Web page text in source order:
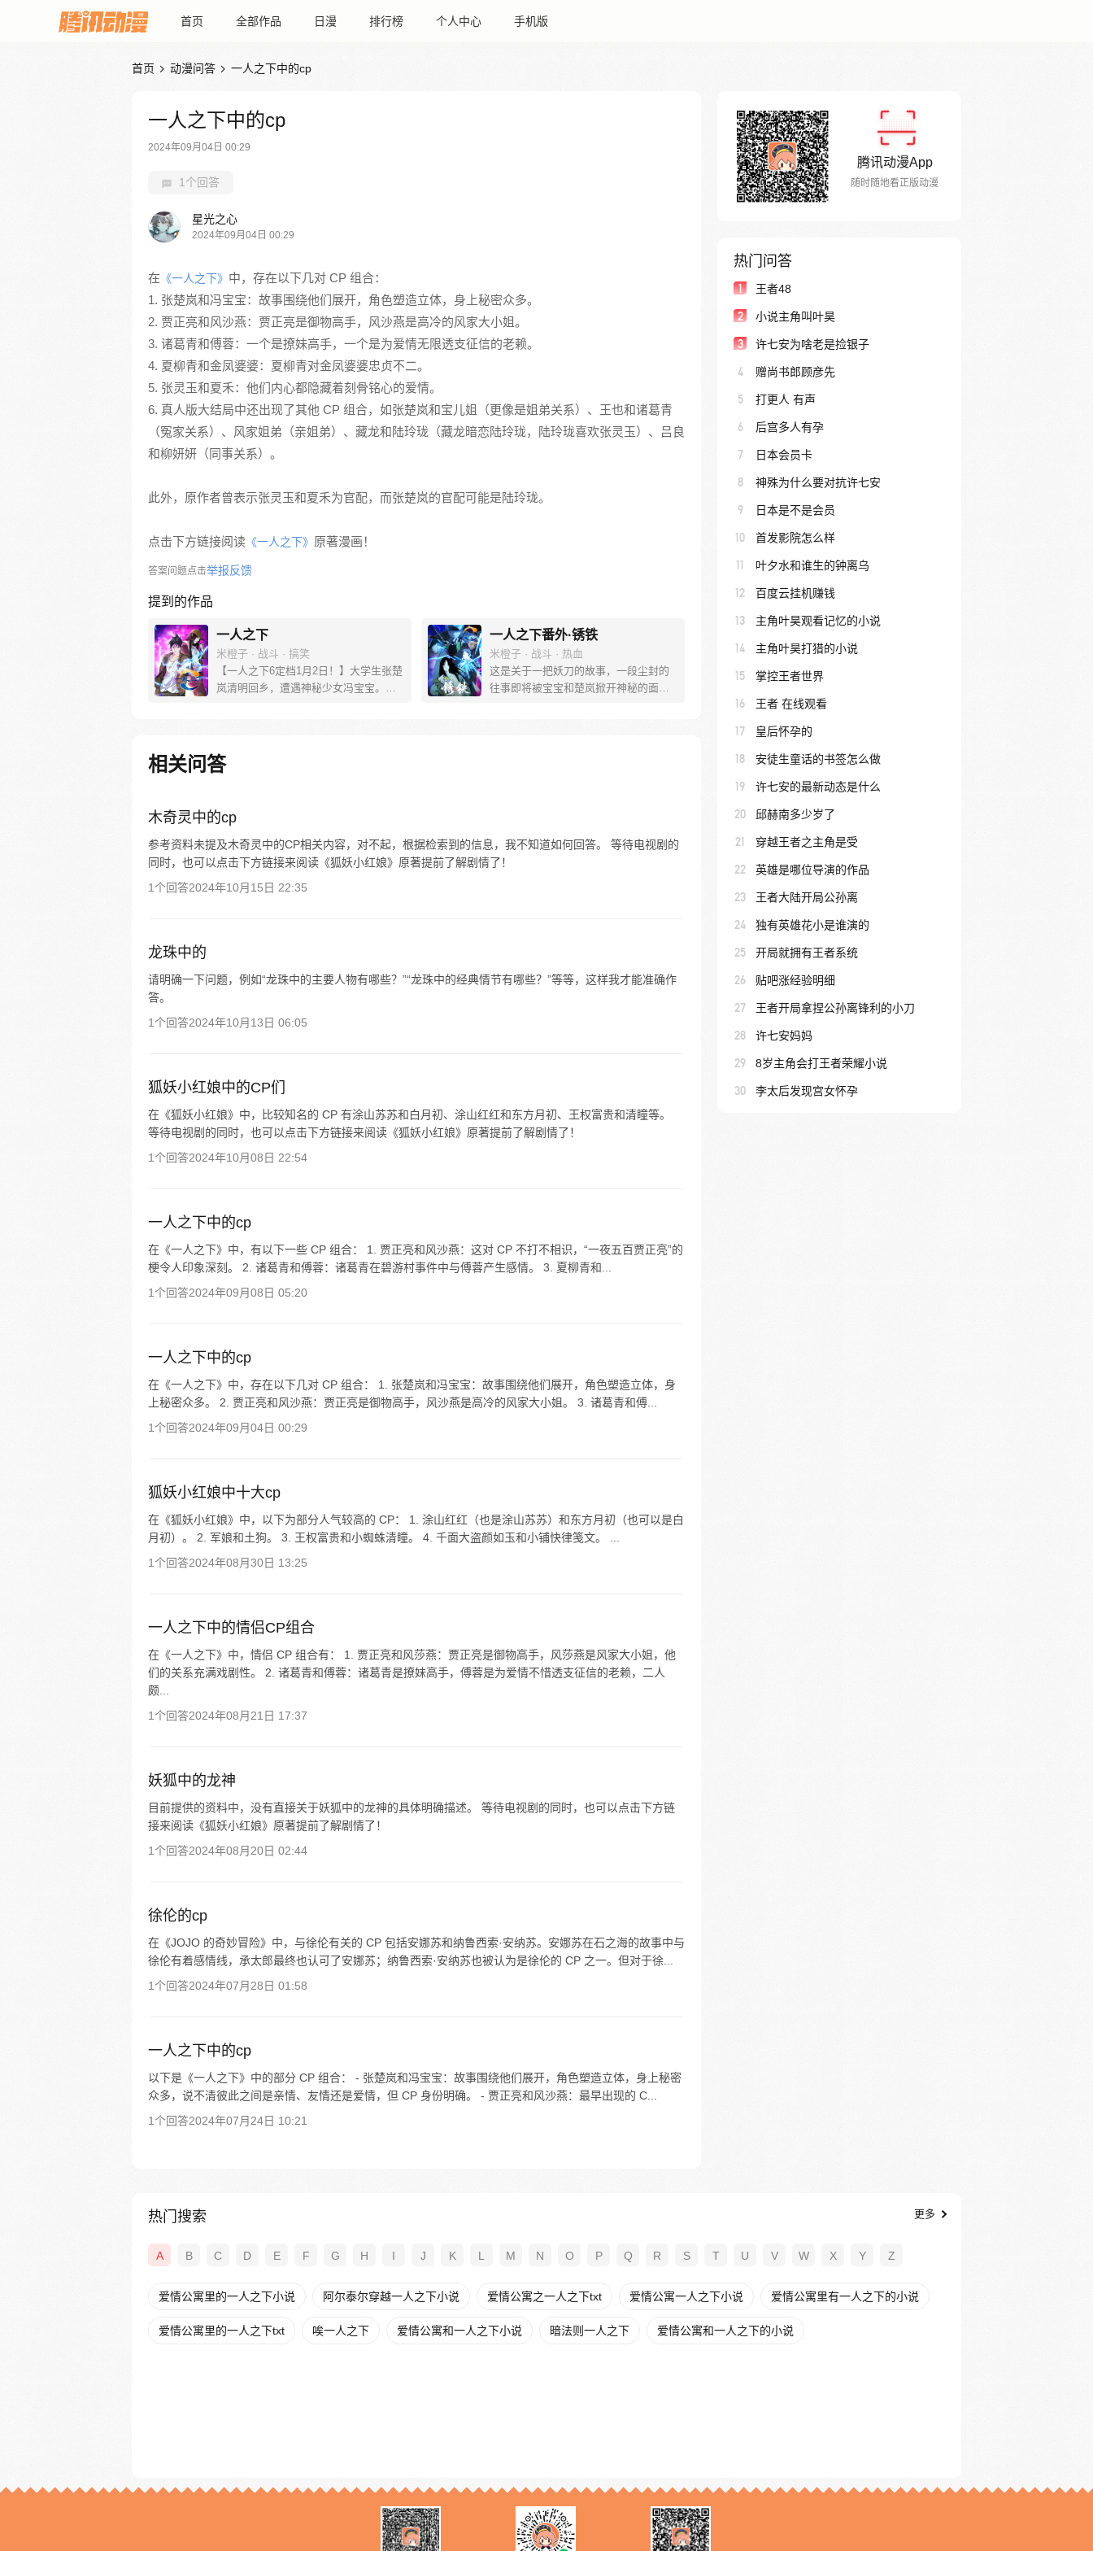
首页 全部作品 日漫 排行榜 个人中心 手机版
首页  动漫问答  一人之下中的cp
一人之下中的cp
2024年09月04日 00:29
1个回答
星光之心
2024年09月04日 00:29
在 《一人之下》 中，存在以下几对 CP 组合：
1. 张楚岚和冯宝宝：故事围绕他们展开，角色塑造立体，身上秘密众多。
2. 贾正亮和风沙燕：贾正亮是御物高手，风沙燕是高冷的风家大小姐。
3. 诸葛青和傅蓉：一个是撩妹高手，一个是为爱情无限透支征信的老赖。
4. 夏柳青和金凤婆婆：夏柳青对金凤婆婆忠贞不二。
5. 张灵玉和夏禾：他们内心都隐藏着刻骨铭心的爱情。
6. 真人版大结局中还出现了其他 CP 组合，如张楚岚和宝儿姐（更像是姐弟关系）、王也和诸葛青
（冤家关系）、风家姐弟（亲姐弟）、藏龙和陆玲珑（藏龙暗恋陆玲珑，陆玲珑喜欢张灵玉）、吕良
和柳妍妍（同事关系）。
此外，原作者曾表示张灵玉和夏禾为官配，而张楚岚的官配可能是陆玲珑。
点击下方链接阅读 《一人之下》 原著漫画！
答案问题点击举报反馈
提到的作品
一人之下
米橙子 · 战斗 · 搞笑
【一人之下6定档1月2日！】大学生张楚
岚清明回乡，遭遇神秘少女冯宝宝。素
己与爷爷身上的秘密，张楚岚的生活被
彻底颠覆，与冯宝宝一同踏上“异人”之
一人之下番外·锈铁
米橙子 · 战斗 · 热血
这是关于一把妖刀的故事，一段尘封的
往事即将被宝宝和楚岚掀开神秘的面
相关问答
木奇灵中的cp
参考资料未提及木奇灵中的CP相关内容，对不起，根据检索到的信息，我不知道如何回答。 等待电视剧的
同时，也可以点击下方链接来阅读《狐妖小红娘》原著提前了解剧情了！
1个回答2024年10月15日 22:35
龙珠中的
请明确一下问题，例如“龙珠中的主要人物有哪些？”“龙珠中的经典情节有哪些？”等等，这样我才能准确作
答。
1个回答2024年10月13日 06:05
狐妖小红娘中的CP们
在《狐妖小红娘》中，比较知名的 CP 有涂山苏苏和白月初、涂山红红和东方月初、王权富贵和清瞳等。
等待电视剧的同时，也可以点击下方链接来阅读《狐妖小红娘》原著提前了解剧情了！
1个回答2024年10月08日 22:54
一人之下中的cp
在《一人之下》中，有以下一些 CP 组合： 1. 贾正亮和风沙燕：这对 CP 不打不相识，“一夜五百贾正亮”的
梗令人印象深刻。 2. 诸葛青和傅蓉：诸葛青在碧游村事件中与傅蓉产生感情。 3. 夏柳青和...
1个回答2024年09月08日 05:20
一人之下中的cp
在《一人之下》中，存在以下几对 CP 组合： 1. 张楚岚和冯宝宝：故事围绕他们展开，角色塑造立体，身
上秘密众多。 2. 贾正亮和风沙燕：贾正亮是御物高手，风沙燕是高冷的风家大小姐。 3. 诸葛青和傅...
1个回答2024年09月04日 00:29
狐妖小红娘中十大cp
在《狐妖小红娘》中，以下为部分人气较高的 CP： 1. 涂山红红（也是涂山苏苏）和东方月初（也可以是白
月初）。 2. 军娘和土狗。 3. 王权富贵和小蜘蛛清瞳。 4. 千面大盗颜如玉和小铺快律笺文。 ...
1个回答2024年08月30日 13:25
一人之下中的情侣CP组合
在《一人之下》中，情侣 CP 组合有： 1. 贾正亮和风莎燕：贾正亮是御物高手，风莎燕是风家大小姐，他
们的关系充满戏剧性。 2. 诸葛青和傅蓉：诸葛青是撩妹高手，傅蓉是为爱情不惜透支征信的老赖，二人
颇...
1个回答2024年08月21日 17:37
妖狐中的龙神
目前提供的资料中，没有直接关于妖狐中的龙神的具体明确描述。 等待电视剧的同时，也可以点击下方链
接来阅读《狐妖小红娘》原著提前了解剧情了！
1个回答2024年08月20日 02:44
徐伦的cp
在《JOJO 的奇妙冒险》中，与徐伦有关的 CP 包括安娜苏和纳鲁西索·安纳苏。安娜苏在石之海的故事中与
徐伦有着感情线，承太郎最终也认可了安娜苏；纳鲁西索·安纳苏也被认为是徐伦的 CP 之一。但对于徐...
1个回答2024年07月28日 01:58
一人之下中的cp
以下是《一人之下》中的部分 CP 组合： - 张楚岚和冯宝宝：故事围绕他们展开，角色塑造立体，身上秘密
众多，说不清彼此之间是亲情、友情还是爱情，但 CP 身份明确。 - 贾正亮和风沙燕：最早出现的 C...
1个回答2024年07月24日 10:21
腾讯动漫App
随时随地看正版动漫
热门问答
1 王者48
2 小说主角叫叶昊
3 许七安为啥老是捡银子
4 赠尚书郎顾彦先
5 打更人 有声
6 后宫多人有孕
7 日本会员卡
8 神殊为什么要对抗许七安
9 日本是不是会员
10 首发影院怎么样
11 叶夕水和谁生的钟离乌
12 百度云挂机赚钱
13 主角叶昊观看记忆的小说
14 主角叶昊打猎的小说
15 掌控王者世界
16 王者 在线观看
17 皇后怀孕的
18 安徒生童话的书签怎么做
19 许七安的最新动态是什么
20 邱赫南多少岁了
21 穿越王者之主角是受
22 英雄是哪位导演的作品
23 王者大陆开局公孙离
24 独有英雄花小是谁演的
25 开局就拥有王者系统
26 贴吧涨经验明细
27 王者开局拿捏公孙离锋利的小刀
28 许七安妈妈
29 8岁主角会打王者荣耀小说
30 李太后发现宫女怀孕
热门搜索 更多
A B C D E F G H I J K L M N O P Q R S T U V W X Y Z
爱情公寓里的一人之下小说 阿尔泰尔穿越一人之下小说 爱情公寓之一人之下txt 爱情公寓一人之下小说 爱情公寓里有一人之下的小说
爱情公寓里的一人之下txt 唉一人之下 爱情公寓和一人之下小说 暗法则一人之下 爱情公寓和一人之下的小说